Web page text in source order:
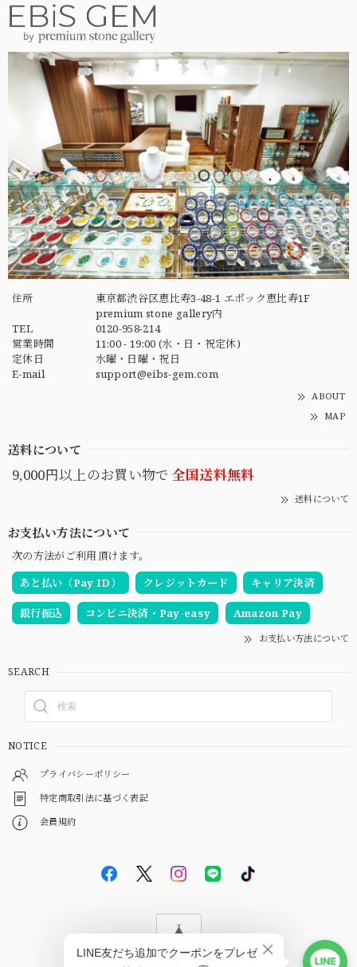
住所
東京都渋谷区恵比寿3-48-1 エポック恵比寿1F
premium stone gallery内
TEL
0120-958-214
営業時間
11:00 - 19:00 (水・日・祝定休)
定休日
水曜・日曜・祝日
E-mail
support@eibs-gem.com
ABOUT
MAP
送料について
9,000円以上のお買い物で 全国送料無料
送料について
お支払い方法について
次の方法がご利用頂けます。
あと払い（Pay ID）
クレジットカード キャリア決済
銀行振込 コンビニ決済・Pay-easy Amazon Pay
お支払い方法について
SEARCH
NOTICE
プライバシーポリシー
特定商取引法に基づく表記
会員規約